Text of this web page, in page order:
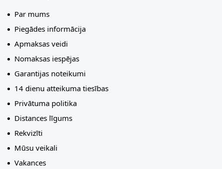
Par mums
Piegādes informācija
Apmaksas veidi
Nomaksas iespējas
Garantijas noteikumi
14 dienu atteikuma tiesības
Privātuma politika
Distances līgums
Rekvizīti
Mūsu veikali
Vakances